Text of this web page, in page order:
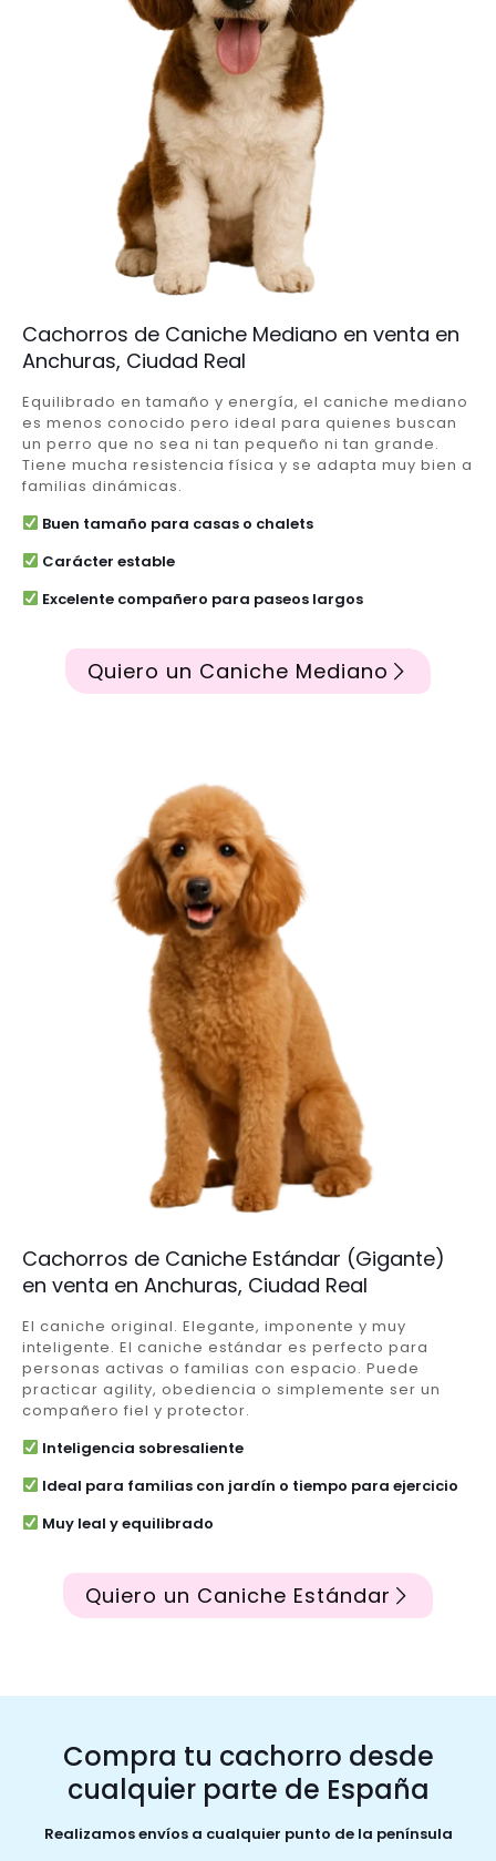
Cachorros de Caniche Mediano en venta en
Anchuras, Ciudad Real
Equilibrado en tamaño y energía, el caniche mediano
es menos conocido pero ideal para quienes buscan
un perro que no sea ni tan pequeño ni tan grande.
Tiene mucha resistencia física y se adapta muy bien a
familias dinámicas.
Buen tamaño para casas o chalets
Carácter estable
Excelente compañero para paseos largos
Quiero un Caniche Mediano
Cachorros de Caniche Estándar (Gigante)
en venta en Anchuras, Ciudad Real
El caniche original. Elegante, imponente y muy
inteligente. El caniche estándar es perfecto para
personas activas o familias con espacio. Puede
practicar agility, obediencia o simplemente ser un
compañero fiel y protector.
Inteligencia sobresaliente
Ideal para familias con jardín o tiempo para ejercicio
Muy leal y equilibrado
Quiero un Caniche Estándar
Compra tu cachorro desde
cualquier parte de España
Realizamos envíos a cualquier punto de la península